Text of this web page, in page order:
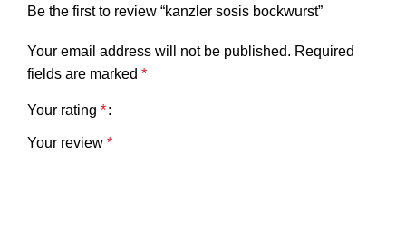
Be the first to review “kanzler sosis bockwurst”
Your email address will not be published. Required
fields are marked *
Your rating *
Your review *